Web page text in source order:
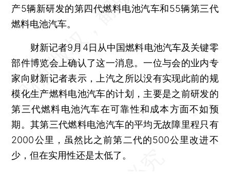
产5辆新研发的第四代燃料电池汽车和55辆第三代
燃料电池汽车。
财新记者9月4日从中国燃料电池汽车及关键零
部件博览会上确认了这一消息。一位与会的业内专
家向财新记者表示，上汽之所以没有实现此前的规
模化生产燃料电池汽车的计划，主要是之前研发的
第三代燃料电池汽车在可靠性和成本方面不如预
期。其第三代燃料电池汽车的平均无故障里程只有
2000公里，虽然比之前第二代的500公里改进不
少，但在实用性还是太低了。